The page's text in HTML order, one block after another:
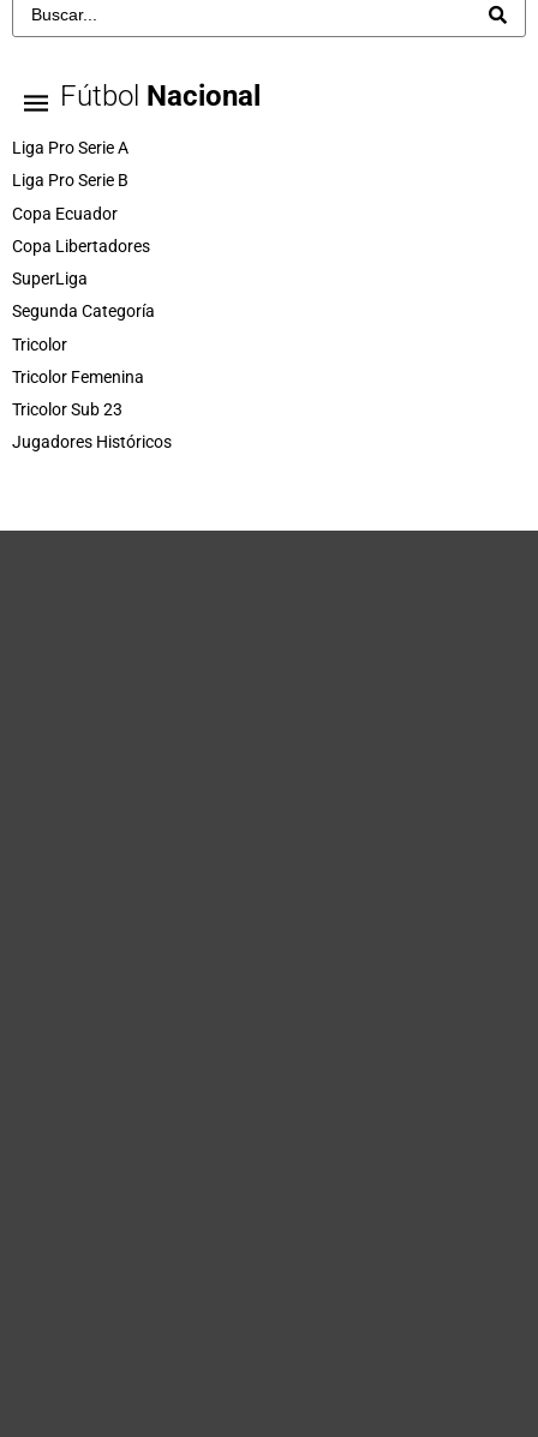
Fútbol Nacional
Liga Pro Serie A
Liga Pro Serie B
Copa Ecuador
Copa Libertadores
SuperLiga
Segunda Categoría
Tricolor
Tricolor Femenina
Tricolor Sub 23
Jugadores Históricos